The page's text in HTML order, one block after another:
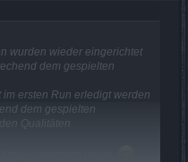
wurden wieder eingerichtet
dem gespielten
ersten Run erledigt werden
dem gespielten
Qualitäten